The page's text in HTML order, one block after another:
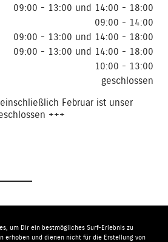
09:00 - 13:00 und 14:00 - 18:00
09:00 - 14:00
09:00 - 13:00 und 14:00 - 18:00
09:00 - 13:00 und 14:00 - 18:00
10:00 - 13:00
geschlossen
Februar ist unser
+++
um Dir ein bestmögliches Surf-Erlebnis zu
erhoben und dienen nicht für die Erstellung von